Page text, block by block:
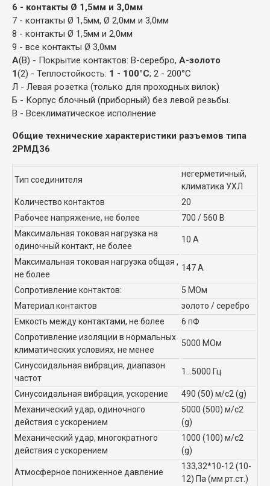
6 - контакты Ø 1,5мм и 3,0мм
7 - контакты Ø 1,5мм, Ø 2,0мм и 3,0мм
8 - контакты Ø 1,5мм и 2,0мм
9 - все контакты Ø 3,0мм
А(В) - Покрытие контактов: В-серебро, А-золото
1(2) - Теплостойкость: 1 - 100°С; 2 - 200°С
Л - Левая розетка (только для проходных вилок)
Б - Корпус блочный (приборный) без левой резьбы.
В - Всеклиматическое исполнение
Общие технические характеристики разъемов типа
2РМД36
Тип соединителя
негерметичный,
климатика УХЛ
Количество контактов
20
Рабочее напряжение, не более
700 / 560 В
Максимальная токовая нагрузка на
одиночный контакт, не более
10 А
Максимальная токовая нагрузка общая ,
не более
147 А
Сопротивление контактов:
5 МОм
Материал контактов
золото / серебро
Емкость между контактами, не более
6 пФ
Сопротивление изоляции в нормальных
климатических условиях, не менее
5000 МОм
Синусоидальная вибрация, диапазон
частот
1...5000 Гц
Синусоидальная вибрация, ускорение
490 (50) м/с2 (g)
Механический удар, одиночного
действия с ускорением
5000 (500) м/с2
(g)
Механический удар, многократного
действия с ускорением
1000 (100) м/с2
(g)
Атмосферное пониженное давление
133,32*10-12 (10-
12) Па (мм рт.ст.)